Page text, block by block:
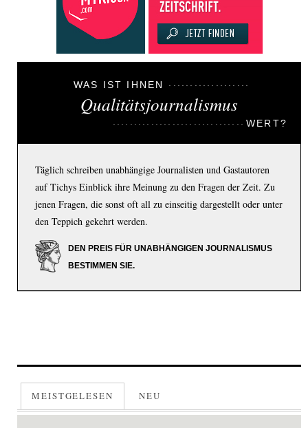
WAS IST IHNEN
Qualitätsjournalismus
WERT?
Täglich schreiben unabhängige Journalisten und Gastautoren
auf Tichys Einblick ihre Meinung zu den Fragen der Zeit. Zu
jenen Fragen, die sonst oft all zu einseitig dargestellt oder unter
den Teppich gekehrt werden.
DEN PREIS FÜR UNABHÄNGIGEN JOURNALISMUS
BESTIMMEN SIE.
MEISTGELESEN NEU